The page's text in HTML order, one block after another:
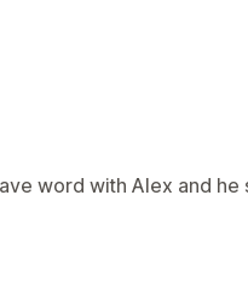
word with Alex and he